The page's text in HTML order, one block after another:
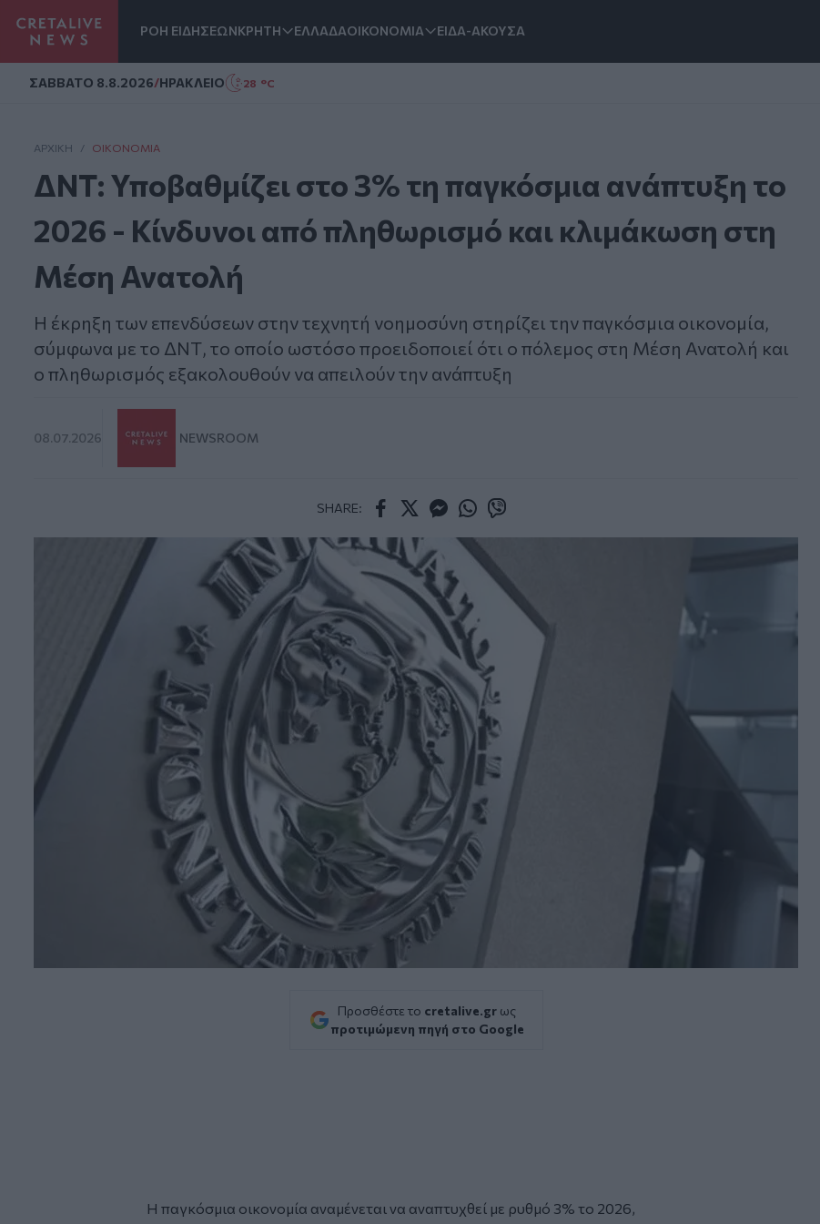
ΡΟΗ ΕΙΔΗΣΕΩΝΚΡΗΤΗ ΕΛΛΑΔΑΟΙΚΟΝΟΜΙΑ ΕΙΔΑ-ΑΚΟΥΣΑ
ΣAΒΒΑΤΟ 8.8.2026/ΗΡΑΚΛΕΙΟ 28 °C
ΑΡΧΙΚΗ / ΟΙΚΟΝΟΜΊΑ
ΔΝΤ: Υποβαθμίζει στο 3% τη παγκόσμια ανάπτυξη το
2026 - Κίνδυνοι από πληθωρισμό και κλιμάκωση στη
Μέση Ανατολή
Η έκρηξη των επενδύσεων στην τεχνητή νοημοσύνη στηρίζει την παγκόσμια οικονομία,
σύμφωνα με το ΔΝΤ, το οποίο ωστόσο προειδοποιεί ότι ο πόλεμος στη Μέση Ανατολή και
ο πληθωρισμός εξακολουθούν να απειλούν την ανάπτυξη
08.07.2026 NEWSROOM
SHARE:
Προσθέστε το cretalive.gr ως
προτιμώμενη πηγή στο Google
Η παγκόσμια οικονομία αναμένεται να αναπτυχθεί με ρυθμό 3% το 2026,